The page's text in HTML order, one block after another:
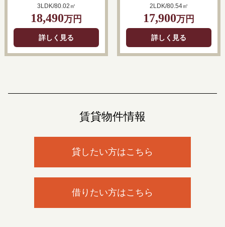
3LDK/80.02㎡
18,490万円
詳しく見る
2LDK/80.54㎡
17,900万円
詳しく見る
賃貸物件情報
貸したい方はこちら
借りたい方はこちら